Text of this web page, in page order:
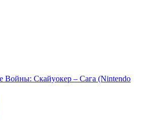
Войны: Скайуокер – Сага (Nintendo